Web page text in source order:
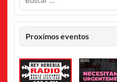
Proximos eventos